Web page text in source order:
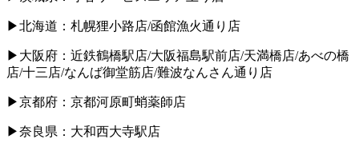
▶北海道：札幌狸⼩路店/函館漁⽕通り店
▶⼤阪府：近鉄鶴橋駅店/⼤阪福島駅前店/天満橋店/あべの橋
店/⼗三店/なんば御堂筋店/難波なんさん通り店
▶京都府：京都河原町蛸薬師店
▶奈良県：⼤和⻄⼤寺駅店